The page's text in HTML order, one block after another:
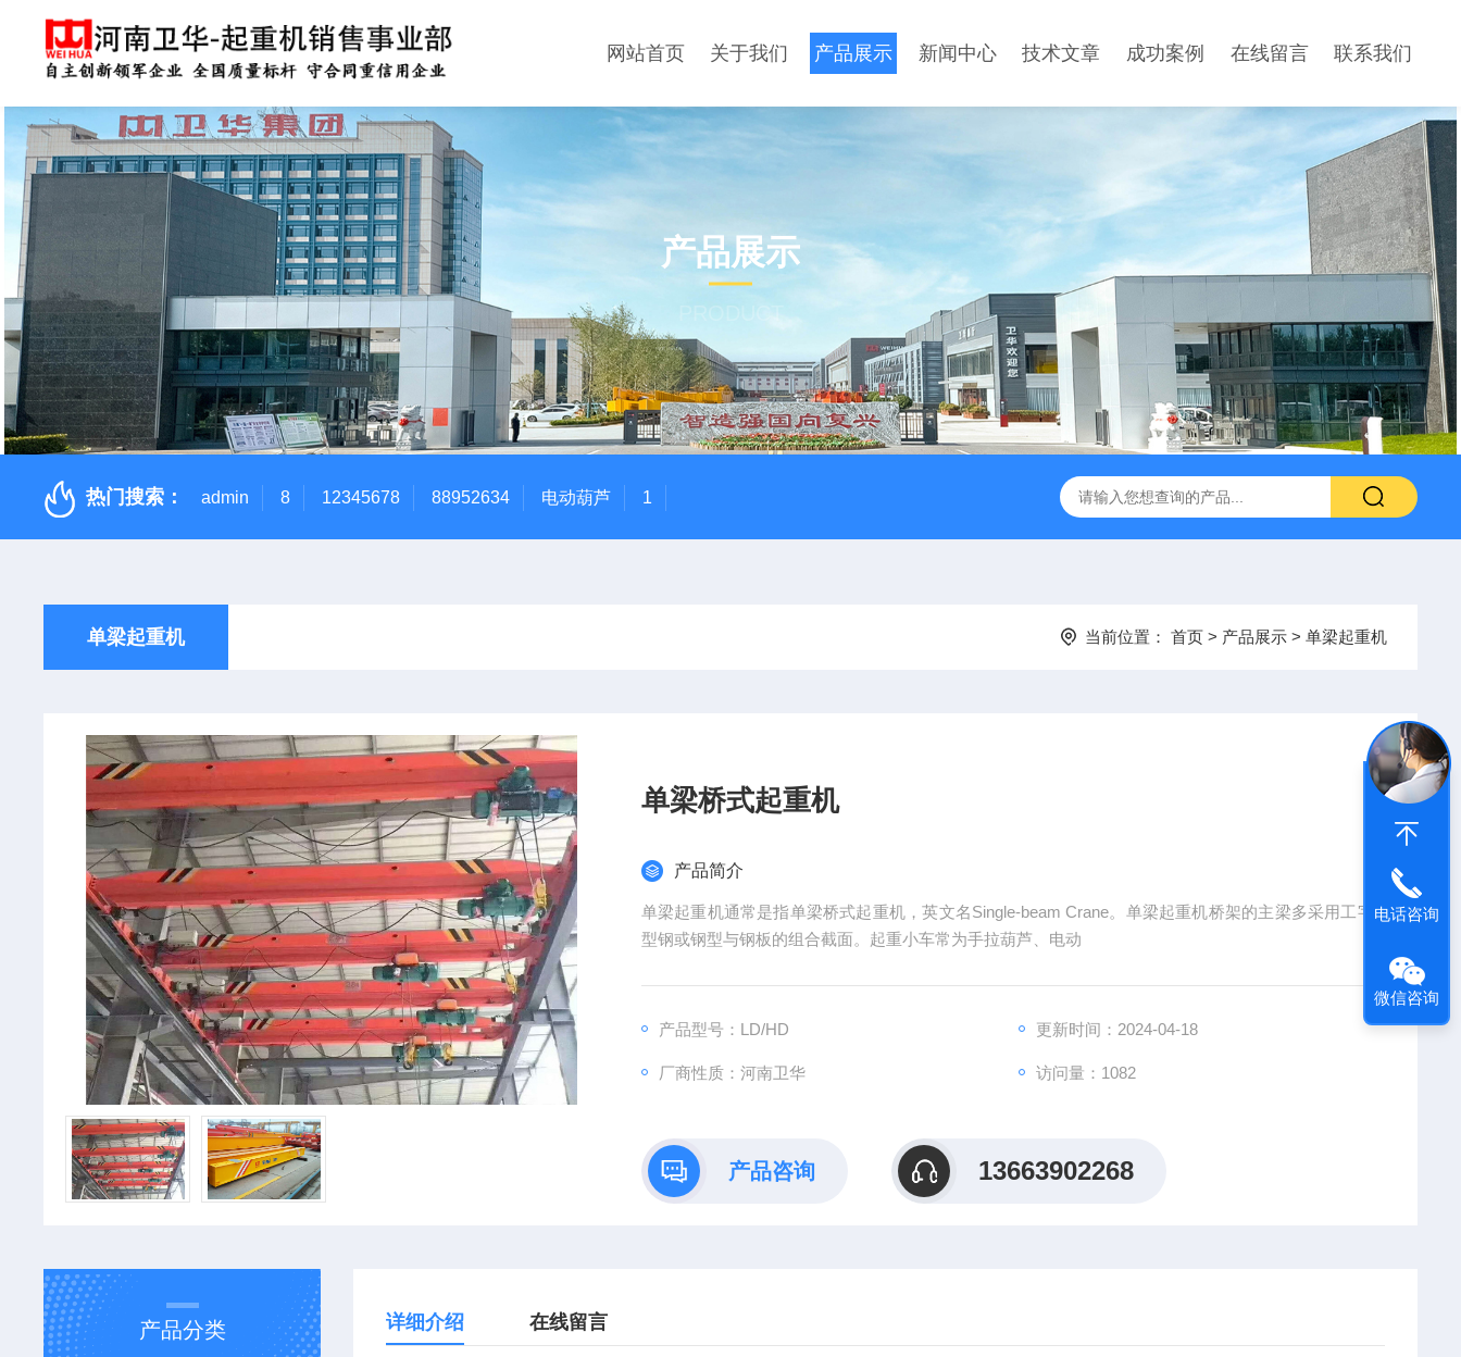
网站首页 关于我们 产品展示 新闻中心 技术文章 成功案例 在线留言 联系我们
产品展示
PRODUCT
热门搜索： admin 8 12345678 88952634 电动葫芦 1
单梁起重机 当前位置： 首页> 产品展示> 单梁起重机
单梁桥式起重机
产品简介
单梁起重机通常是指单梁桥式起重机，英文名Single-beam Crane。单梁起重机桥架的主梁多采用工字
型钢或钢型与钢板的组合截面。起重小车常为手拉葫芦、电动
产品型号：LD/HD 更新时间：2024-04-18
厂商性质：河南卫华 访问量： 1082
产品咨询 13663902268
产品分类 详细介绍 在线留言
电话咨询
微信咨询